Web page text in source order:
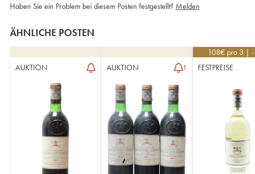
Haben Sie ein Problem bei diesem Posten festgestellt? Melden
ÄHNLICHE POSTEN
AUKTION AUKTION 1
108€ pro 3 | -
FESTPREISE